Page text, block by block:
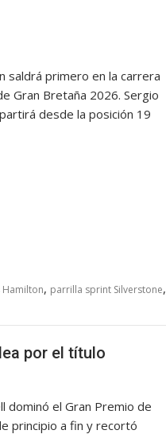
saldrá primero en la carrera
Gran Bretaña 2026. Sergio
partirá desde la posición 19
Hamilton, parrilla sprint Silverstone,
por el título
dominó el Gran Premio de
principio a fin y recortó